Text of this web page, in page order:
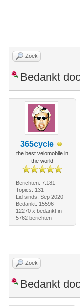
Zoek
Bedankt
365cycle
the best velomobile in
the world
Berichten: 7.181
Topics: 131
Lid sinds: Sep 2020
Bedankt: 15596
12270 x bedankt in
5762 berichten
Zoek
Bedankt